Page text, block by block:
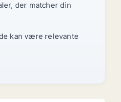
der matcher din
kan være relevante